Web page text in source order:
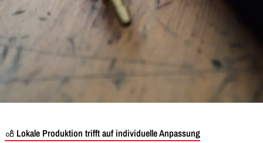
Lokale Produktion trifft auf individuelle Anpassung